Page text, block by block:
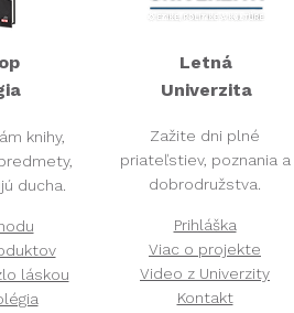
knihy,
ducha.
láskou
Letná
Univerzita
Zažite dni plné
priateľstiev, poznania a
dobrodružstva.
Prihláška
Viac o projekte
Video z Univerzity
Kontakt